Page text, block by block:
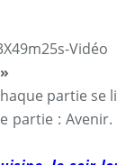
Vidéo
partie se
partie :